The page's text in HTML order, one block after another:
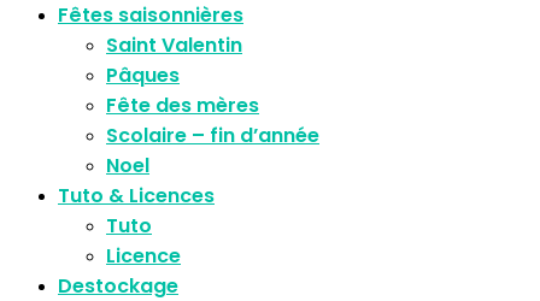
Fêtes saisonnières
Saint Valentin
Pâques
Fête des mères
Scolaire – fin d’année
Noel
Tuto & Licences
Tuto
Licence
Destockage